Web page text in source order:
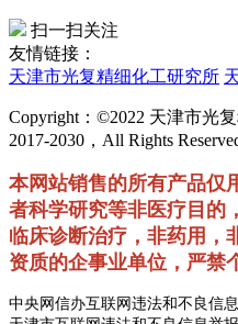
扫一扫关注
友情链接：
天津市光复精细化工研究所
Copyright：©2022 天津市光
2017-2030，All Rights
本网站销售的所有产品仅
者科学研究等非医疗目的
临床诊断治疗，非药用，
资质的企事业单位，严禁
中央网信办互联网违法和不良信